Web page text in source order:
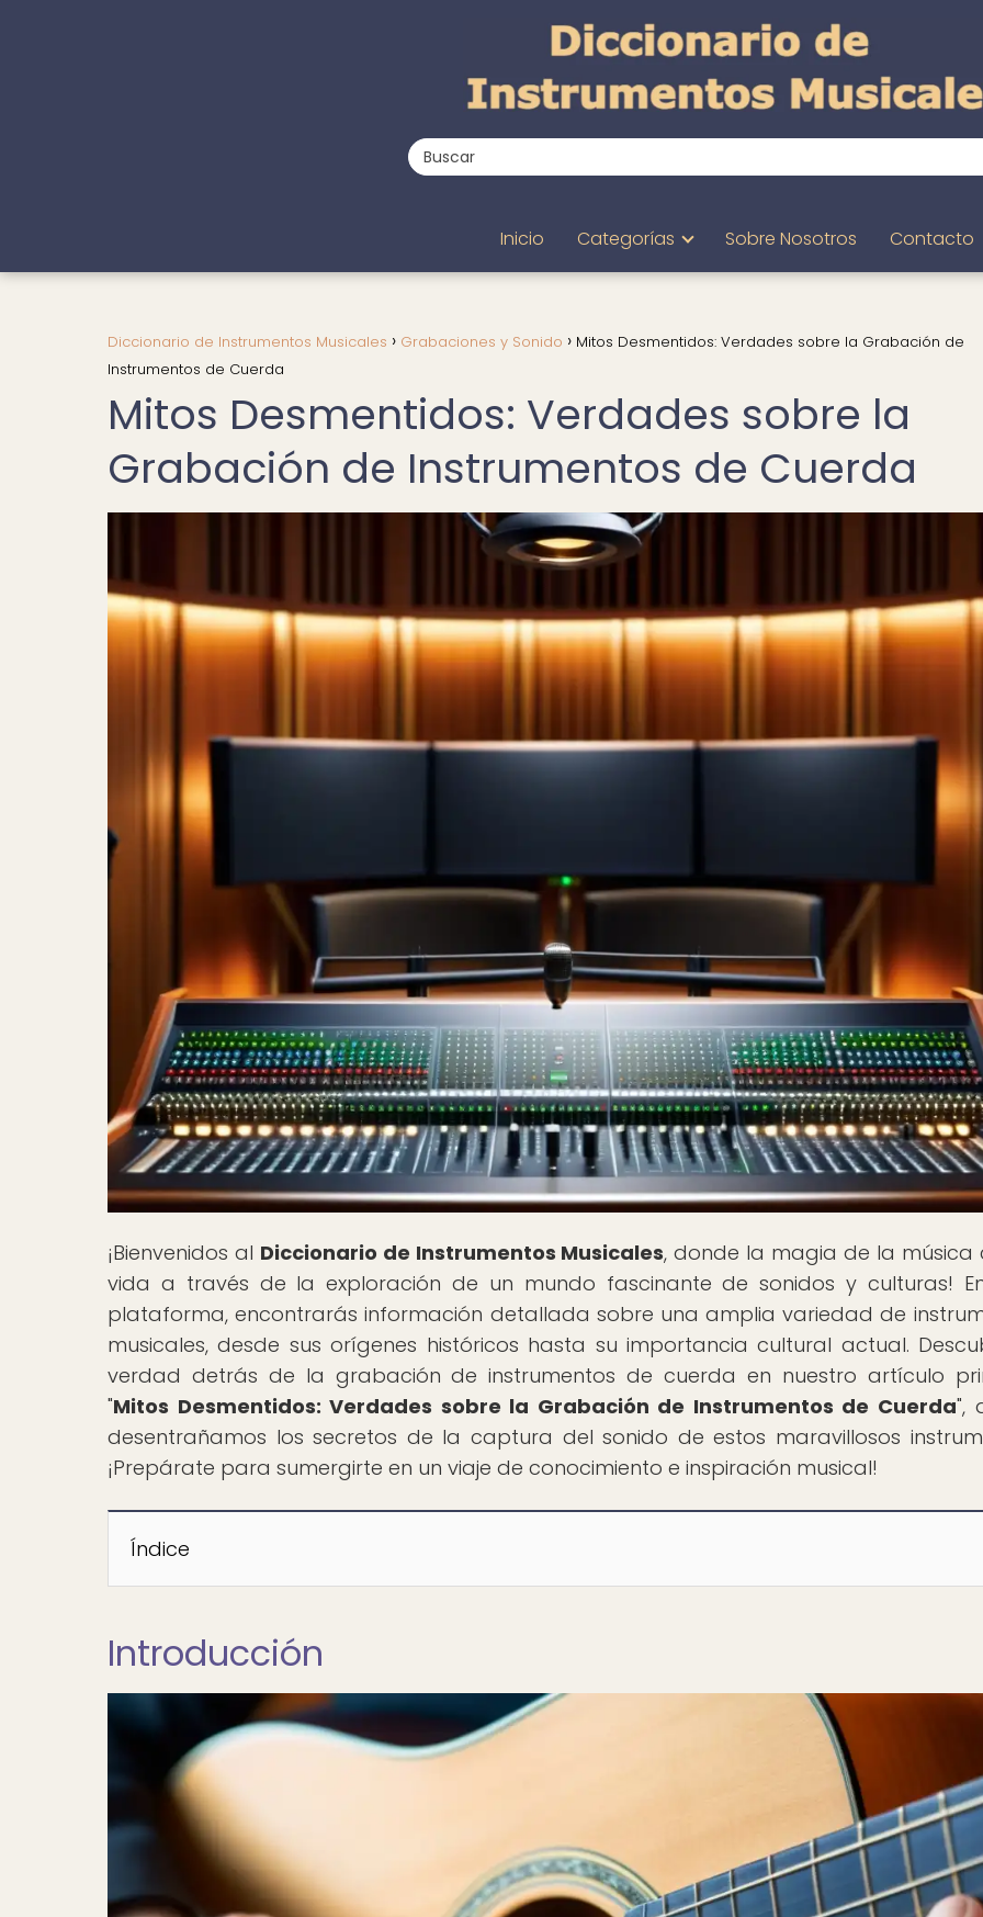
Inicio Categorías Sobre Nosotros Contacto
Diccionario de Instrumentos Musicales Grabaciones y Sonido
Mitos Desmentidos: Verdades sobre la Grabación de
Instrumentos de Cuerda
Mitos Desmentidos: Verdades sobre la
Grabación de Instrumentos de Cuerda
¡Bienvenidos al Diccionario de Instrumentos Musicales, donde la magia de la música
vida a través de la exploración de un mundo fascinante de sonidos y culturas!
plataforma, encontrarás información detallada sobre una amplia variedad de
musicales, desde sus orígenes históricos hasta su importancia cultural actual.
verdad detrás de la grabación de instrumentos de cuerda en nuestro artículo
"Mitos Desmentidos: Verdades sobre la Grabación de Instrumentos de Cuerda",
desentrañamos los secretos de la captura del sonido de estos maravillosos
¡Prepárate para sumergirte en un viaje de conocimiento e inspiración musical!
Índice
Introducción